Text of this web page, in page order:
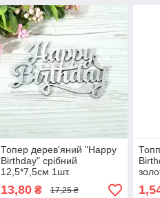
Топер дерев'яний "Happy
Birthday" срібний
12,5*7,5см 1шт.
13,80₴ 17,25 ₴